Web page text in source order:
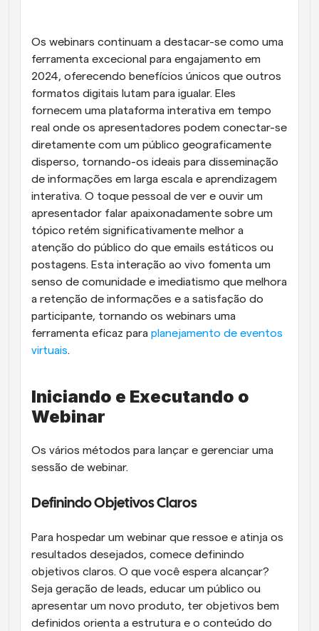
Agendamento potenciado com chamadas
impulsionadas por IA
Automatizar agendamento e lembretes
Mantenha-se atualizado com as últimas notícias e
atualizações
Reuniões Instantâneas
Reunião com clientes em minutos
Links de Grupo Dinâmico
Agende reuniões de forma fluida com várias pessoas
Webhooks
Receba notificações quando algo acontecer
Os webinars continuam a destacar-se como uma
ferramenta excecional para engajamento em
2024, oferecendo benefícios únicos que outros
formatos digitais lutam para igualar. Eles
fornecem uma plataforma interativa em tempo
real onde os apresentadores podem conectar-se
diretamente com um público geograficamente
disperso, tornando-os ideais para disseminação
de informações em larga escala e aprendizagem
interativa. O toque pessoal de ver e ouvir um
apresentador falar apaixonadamente sobre um
tópico retém significativamente melhor a
atenção do público do que emails estáticos ou
postagens. Esta interação ao vivo fomenta um
senso de comunidade e imediatismo que melhora
a retenção de informações e a satisfação do
participante, tornando os webinars uma
ferramenta eficaz para planejamento de eventos
virtuais.
Iniciando e Executando o
Webinar
Os vários métodos para lançar e gerenciar uma
sessão de webinar.
Definindo Objetivos Claros
Para hospedar um webinar que ressoe e atinja os
resultados desejados, comece definindo
objetivos claros. O que você espera alcançar?
Seja geração de leads, educar um público ou
apresentar um novo produto, ter objetivos bem
definidos orienta a estrutura e o conteúdo do